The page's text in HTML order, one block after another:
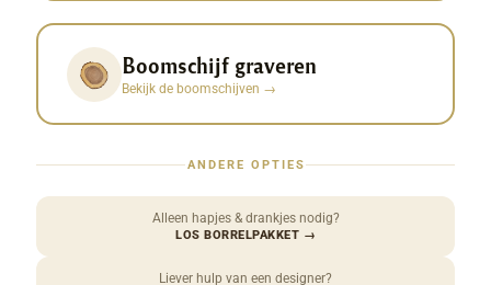
Boomschijf graveren
Bekijk de boomschijven →
ANDERE OPTIES
Alleen hapjes & drankjes nodig?
LOS BORRELPAKKET →
Liever hulp van een designer?